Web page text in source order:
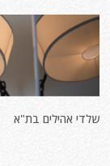
שלדי אהילים בת"א